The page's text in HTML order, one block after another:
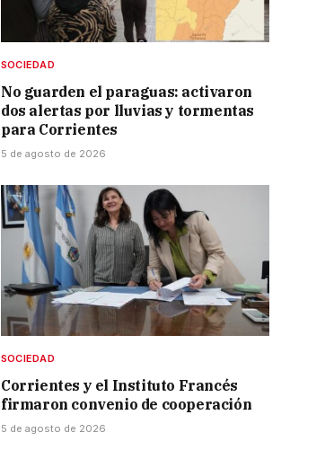
SOCIEDAD
No guarden el paraguas: activaron
dos alertas por lluvias y tormentas
para Corrientes
5 de agosto de 2026
SOCIEDAD
Corrientes y el Instituto Francés
firmaron convenio de cooperación
5 de agosto de 2026